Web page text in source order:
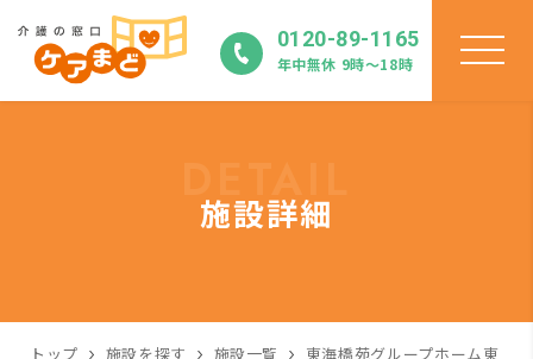
0120-89-1165
年中無休 9時〜18時
施設詳細
トップ 施設を探す 施設一覧
東海橋苑グループホーム東